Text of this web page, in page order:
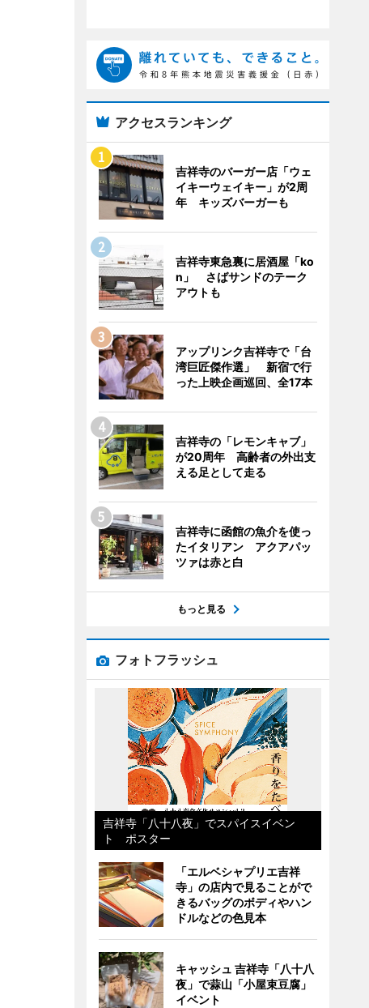
アクセスランキング
吉祥寺のバーガー店「ウェ
イキーウェイキー」が2周
年 キッズバーガーも
吉祥寺東急裏に居酒屋「ko
n」 さばサンドのテーク
アウトも
アップリンク吉祥寺で「台
湾巨匠傑作選」 新宿で行
った上映企画巡回、全17本
吉祥寺の「レモンキャブ」
が20周年 高齢者の外出支
える足として走る
吉祥寺に函館の魚介を使っ
たイタリアン アクアパッ
ツァは赤と白
もっと見る
フォトフラッシュ
吉祥寺「八十八夜」でスパイスイベン
ト ポスター
「エルベシャプリエ吉祥
寺」の店内で見ることがで
きるバッグのボディやハン
ドルなどの色見本
キャッシュ 吉祥寺「八十八
夜」で蒜山「小屋束豆腐」
イベント